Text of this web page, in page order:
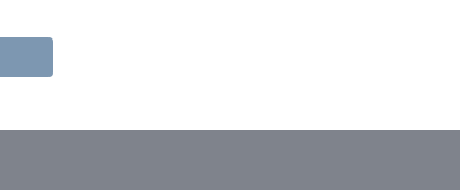
Remix)